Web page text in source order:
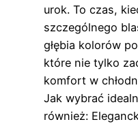
urok. To czas,
szczególnego
głębia kolorów
które nie tylko
komfort w
Jak wybrać
również: